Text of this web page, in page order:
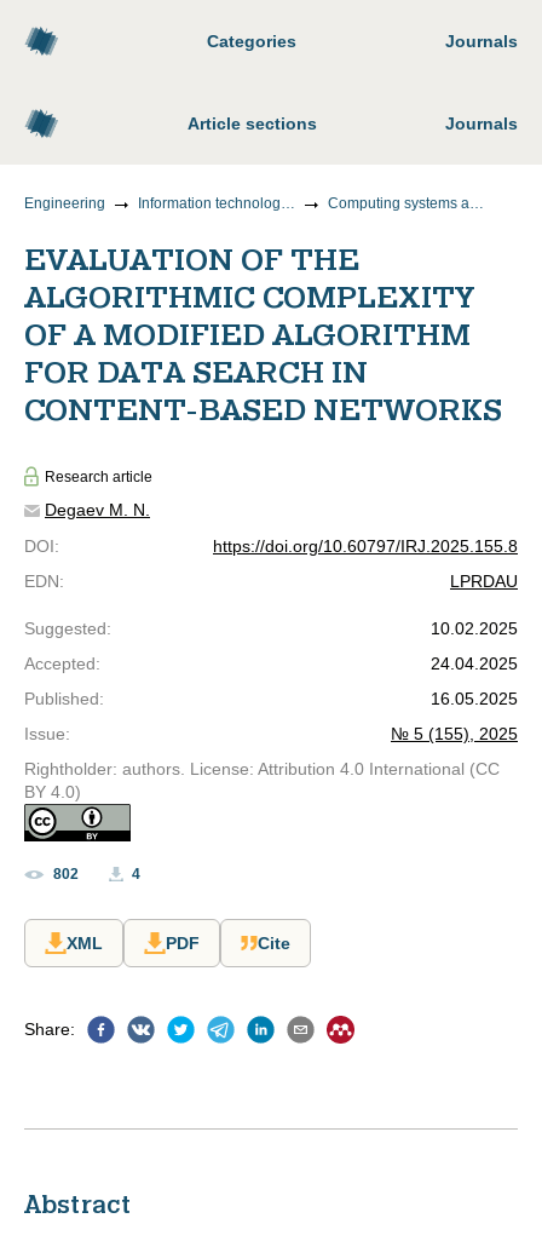
Categories Journals
Article sections Journals
Engineering Information technology and telecommunications Computing systems and their elements
EVALUATION OF THE
ALGORITHMIC COMPLEXITY
OF A MODIFIED ALGORITHM
FOR DATA SEARCH IN
CONTENT-BASED NETWORKS
Research article
Degaev M. N.
DOI:
https://doi.org/10.60797/IRJ.2025.155.8
EDN: LPRDAU
Suggested:
10.02.2025
Accepted:
24.04.2025
Published:
16.05.2025
Issue:
№ 5 (155), 2025
Rightholder: authors. License: Attribution 4.0 International (CC
BY 4.0)
802 4
XML PDF Cite
Share:
Abstract